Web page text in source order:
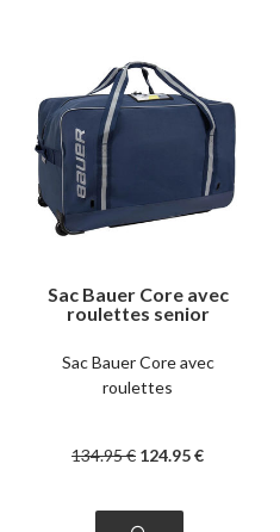
Sac Bauer Core avec
roulettes senior
Sac Bauer Core avec
roulettes
134.95€ 124.95€